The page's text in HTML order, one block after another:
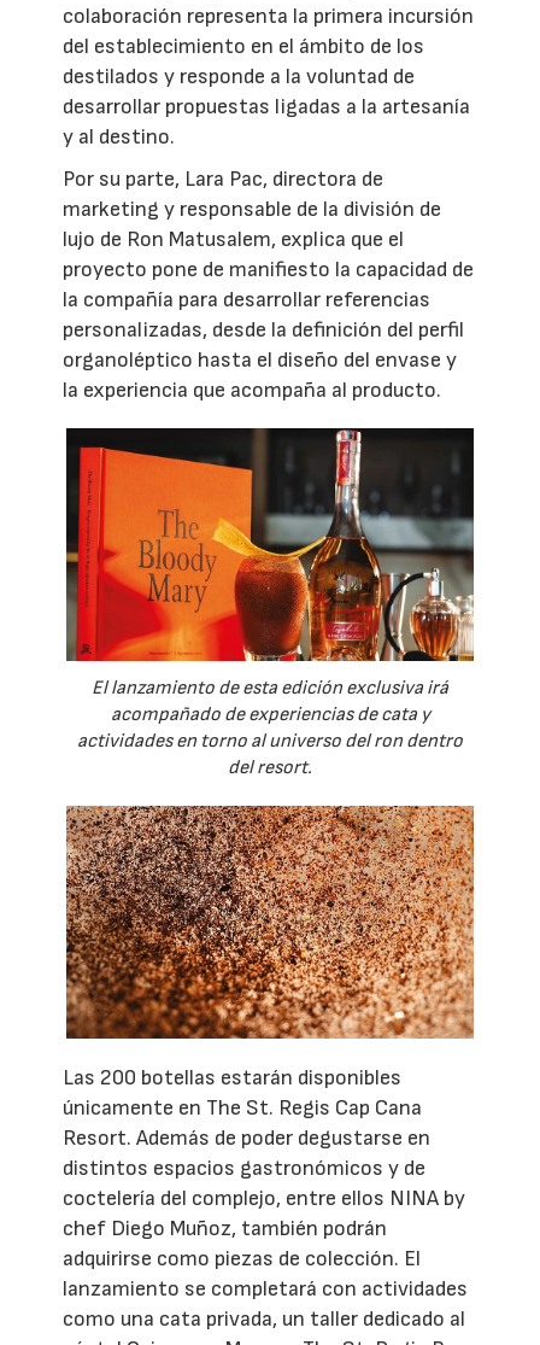
colaboración representa la primera incursión
del establecimiento en el ámbito de los
destilados y responde a la voluntad de
desarrollar propuestas ligadas a la artesanía
y al destino.
Por su parte, Lara Pac, directora de
marketing y responsable de la división de
lujo de Ron Matusalem, explica que el
proyecto pone de manifiesto la capacidad de
la compañía para desarrollar referencias
personalizadas, desde la definición del perfil
organoléptico hasta el diseño del envase y
la experiencia que acompaña al producto.
El lanzamiento de esta edición exclusiva irá
acompañado de experiencias de cata y
actividades en torno al universo del ron dentro
del resort.
Las 200 botellas estarán disponibles
únicamente en The St. Regis Cap Cana
Resort. Además de poder degustarse en
distintos espacios gastronómicos y de
coctelería del complejo, entre ellos NINA by
chef Diego Muñoz, también podrán
adquirirse como piezas de colección. El
lanzamiento se completará con actividades
como una cata privada, un taller dedicado al